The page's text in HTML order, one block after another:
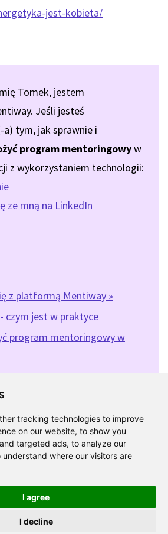
tracking technologies to improve
on our website, to show you
targeted ads, to analyze our
where our visitors are
I agree
I decline
jest-kobieta/
Tomek, jestem
Jeśli jesteś
tym, jak sprawnie i
program mentoringowyw
z wykorzystaniem technologii:
ze mną na LinkedIn
z platformą Mentiway »
czym jest w praktyce
program mentoringowy w
w firmie
programów mentoringowych